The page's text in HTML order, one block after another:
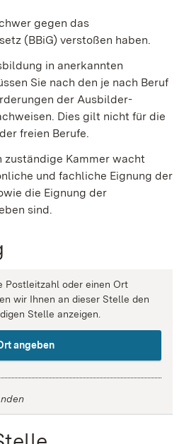
gegen das
(BBiG) verstoßen haben.
in anerkannten
Sie nach den je nach Beruf
der Ausbilder-
Dies gilt nicht für die
freien Berufe.
zuständige Kammer wacht
und fachliche Eignung der
die Eignung der
sind.
Postleitzahl oder einen Ort
wir Ihnen an dieser Stelle den
Stelle anzeigen.
angeben